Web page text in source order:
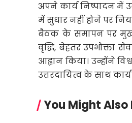
अपने कार्य निष्पादन में
में सुधार नहीं होने पर
बैठक के समापन पर
वृद्धि, बेहतर उपभोक्ता
आह्वान किया। उन्होंने
उत्तरदायित्व के साथ
You Might Also